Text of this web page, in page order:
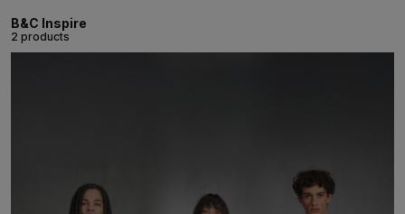
B&C Inspire
2 products